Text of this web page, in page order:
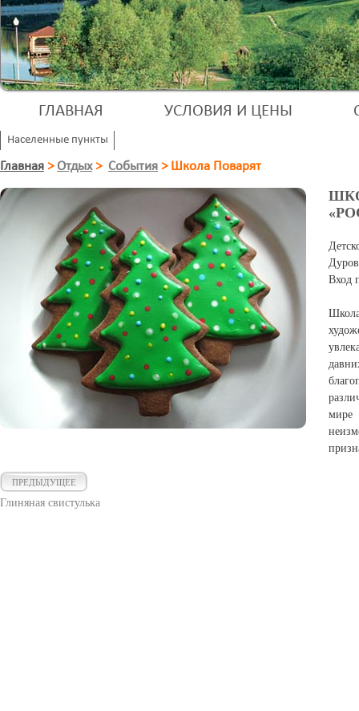
ГЛАВНАЯ УСЛОВИЯ И ЦЕНЫ
Населенные пункты
Главная > Отдых > События > Школа Поварят
Вход
мире
ПРЕДЫДУЩЕЕ
Глиняная свистулька